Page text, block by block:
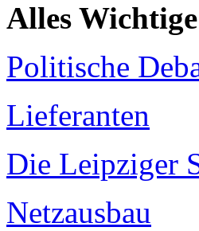
Alles
Politische
Lieferanten
Die Leipziger
Netzausbau